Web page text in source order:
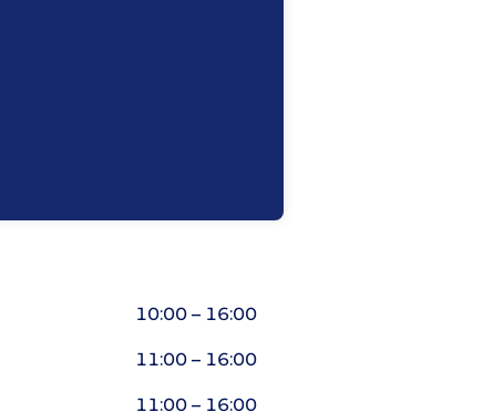
10:00 – 16:00
11:00 – 16:00
11:00 – 16:00